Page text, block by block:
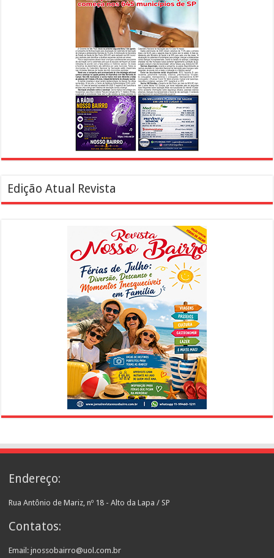
Edição Atual Revista
Endereço:
Rua Antônio de Mariz, nº 18 - Alto da Lapa / SP
Contatos:
Email: jnossobairro@uol.com.br